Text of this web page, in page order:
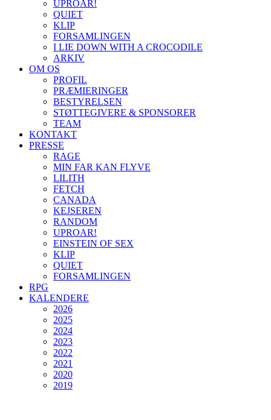
UPROAR!
QUIET
KLIP
FORSAMLINGEN
I LIE DOWN WITH A CROCODILE
ARKIV
OM OS
PROFIL
PRÆMIERINGER
BESTYRELSEN
STØTTEGIVERE & SPONSORER
TEAM
KONTAKT
PRESSE
RAGE
MIN FAR KAN FLYVE
LILITH
FETCH
CANADA
KEJSEREN
RANDOM
UPROAR!
EINSTEIN OF SEX
KLIP
QUIET
FORSAMLINGEN
RPG
KALENDERE
2026
2025
2024
2023
2022
2021
2020
2019